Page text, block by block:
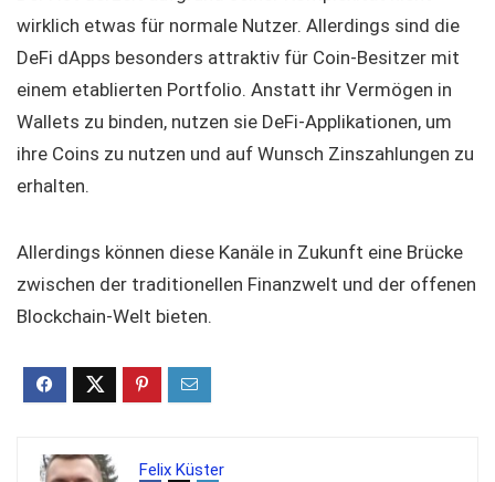
wirklich etwas für normale Nutzer. Allerdings sind die
DeFi dApps besonders attraktiv für Coin-Besitzer mit
einem etablierten Portfolio. Anstatt ihr Vermögen in
Wallets zu binden, nutzen sie DeFi-Applikationen, um
ihre Coins zu nutzen und auf Wunsch Zinszahlungen zu
erhalten.
Allerdings können diese Kanäle in Zukunft eine Brücke
zwischen der traditionellen Finanzwelt und der offenen
Blockchain-Welt bieten.
Felix Küster